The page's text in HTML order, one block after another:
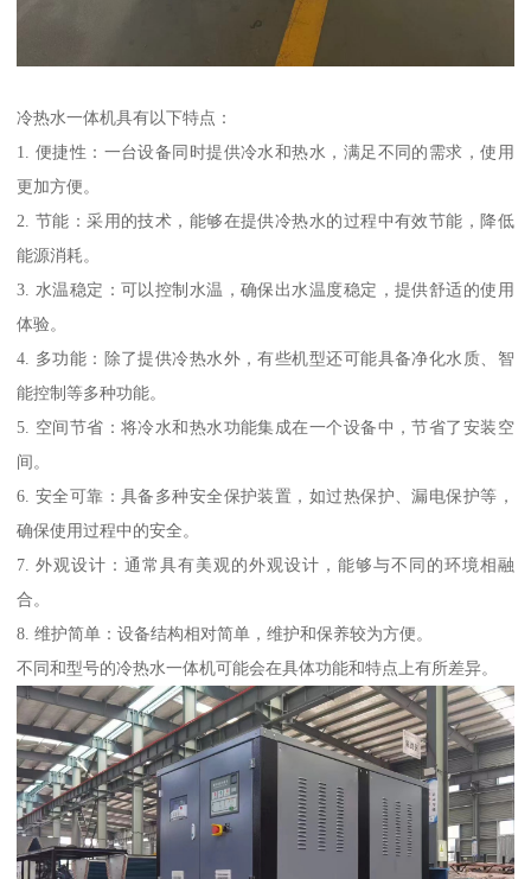
冷热水一体机具有以下特点：
1. 便捷性：一台设备同时提供冷水和热水，满足不同的需求，使用
更加方便。
2. 节能：采用的技术，能够在提供冷热水的过程中有效节能，降低
能源消耗。
3. 水温稳定：可以控制水温，确保出水温度稳定，提供舒适的使用
体验。
4. 多功能：除了提供冷热水外，有些机型还可能具备净化水质、智
能控制等多种功能。
5. 空间节省：将冷水和热水功能集成在一个设备中，节省了安装空
间。
6. 安全可靠：具备多种安全保护装置，如过热保护、漏电保护等，
确保使用过程中的安全。
7. 外观设计：通常具有美观的外观设计，能够与不同的环境相融
合。
8. 维护简单：设备结构相对简单，维护和保养较为方便。
不同和型号的冷热水一体机可能会在具体功能和特点上有所差异。